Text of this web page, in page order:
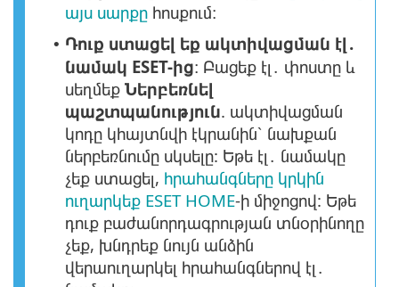
այս սարքը հոսքում։
• Դուք ստացել եք ակտիվացման էլ․
նամակ ESET-ից։ Բացեք էլ․ փոստը և
սեղմեք Ներբեռնել
պաշտպանություն. ակտիվացման
կոդը կհայտնվի էկրանին՝ նախքան
ներբեռնումը սկսելը: Եթե էլ․ նամակը
չեք ստացել, հրահանգները կրկին
ուղարկեք ESET HOME-ի միջոցով: Եթե
դուք բաժանորդագրության տնօրինողը
չեք, խնդրեք նույն անձին
վերաուղարկել հրահանգներով էլ․